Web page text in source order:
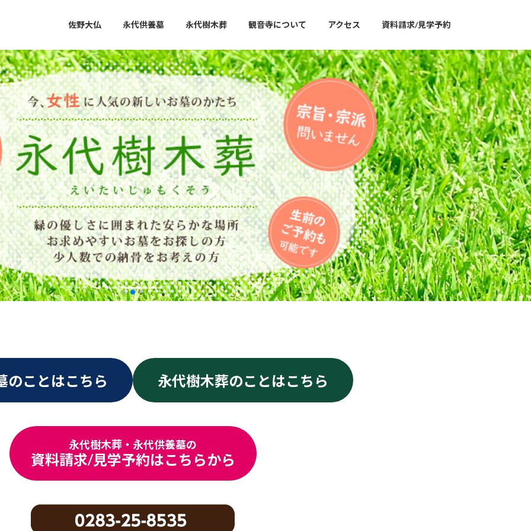
佐野大仏 永代供養墓 永代樹木葬 観音寺について アクセス 資料請求/見学予約
のことはこちら 永代樹木葬のことはこちら
永代樹木葬・永代供養墓の
資料請求/見学予約はこちらから